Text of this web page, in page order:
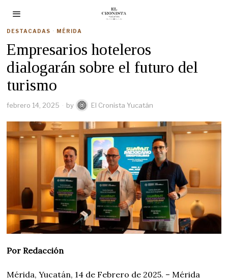
DESTACADAS · MÉRIDA
Empresarios hoteleros
dialogarán sobre el futuro del
turismo
febrero 14, 2025 by El Cronista Yucatán
Por Redacción
Mérida, Yucatán, 14 de Febrero de 2025. – Mérida